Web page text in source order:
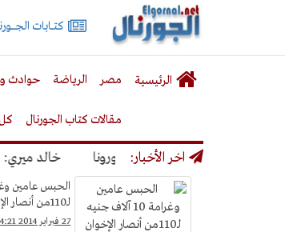
الجورنال
نت
كتـــابات
الرئيسية مصر الرياضة حوادث
مقالات كتاب الجورنال كل
اخر الأخبار: خالد ميري: لن
حوادث
وقضايا
لـ110من أنصار الإخوان بالفيوم
27 فبراير 2014 4:21 م